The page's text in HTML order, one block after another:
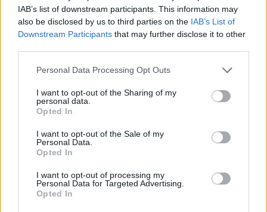
IAB’s list of downstream participants. This information may
also be disclosed by us to third parties on the IAB’s List of
Downstream Participants that may further disclose it to other
Please note that this website/app uses one or more Google
not limited to your visit or usage behaviour. You may click to
grant or deny consent to Google and its third-party tags to
use your data for below specified purposes in below Google
consent section.
Personal Data Processing Opt Outs
I want to opt-out of the Sharing of my
personal data.
Opted In
I want to opt-out of the Sale of my
Personal Data.
Opted In
I want to opt-out of processing my
Personal Data for Targeted Advertising.
Opted In
ευαίσθητων πληροφοριών, όπως κωδικοί πρόσβασης,
στοιχεία τραπεζικών καρτών ή προσωπικά δεδομένα, σε
συνεργάτες. Η προσοχή είναι κρίσιμη, ιδιαίτερα όταν τα
μηνύματα δημιουργούν αίσθηση επείγοντος.
Τι είναι το phishing και πώς αναγνωρίζεται